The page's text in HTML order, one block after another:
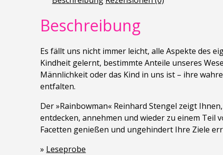
Beschreibung
Es fällt uns nicht immer leicht, alle Aspekte des
Kindheit gelernt, bestimmte Anteile unseres
Männlichkeit oder das Kind in uns ist – ihre
entfalten.
Der »Rainbowman« Reinhard Stengel zeigt
entdecken, annehmen und wieder zu einem Teil
Facetten genießen und ungehindert Ihre Ziele
» Leseprobe